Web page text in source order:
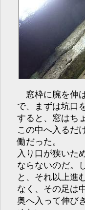
窓枠に腕を伸
で、まずは坑口
すると、窓はち
この中へ入るだ
働だった。
入り口が狭いた
ならないのだ。
と、それ以上進
なく、その足は
奥へ入って伸び